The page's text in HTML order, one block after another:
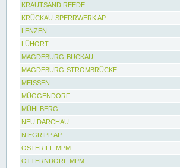
KRAUTSAND REEDE
KRÜCKAU-SPERRWERK AP
LENZEN
LÜHORT
MAGDEBURG-BUCKAU
MAGDEBURG-STROMBRÜCKE
MEISSEN
MÜGGENDORF
MÜHLBERG
NEU DARCHAU
NIEGRIPP AP
OSTERIFF MPM
OTTERNDORF MPM